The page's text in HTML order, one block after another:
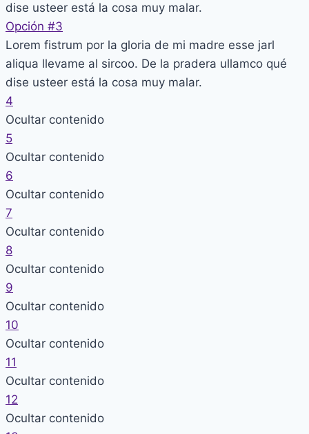
dise usteer está la cosa muy malar.
Opción #3
Lorem fistrum por la gloria de mi madre esse jarl
aliqua llevame al sircoo. De la pradera ullamco qué
dise usteer está la cosa muy malar.
4
Ocultar contenido
5
Ocultar contenido
6
Ocultar contenido
7
Ocultar contenido
8
Ocultar contenido
9
Ocultar contenido
10
Ocultar contenido
11
Ocultar contenido
12
Ocultar contenido